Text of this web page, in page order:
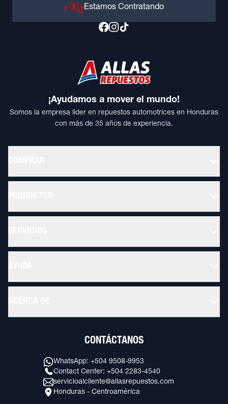
Estamos Contratando
¡Ayudamos a mover el mundo!
Somos la empresa líder en repuestos automotrices en Honduras
con más de 35 años de experiencia.
CONTÁCTANOS
WhatsApp: +504 9508-9953
Contact Center: +504 2283-4540
servicioalcliente@allasrepuestos.com
Honduras - Centroamérica